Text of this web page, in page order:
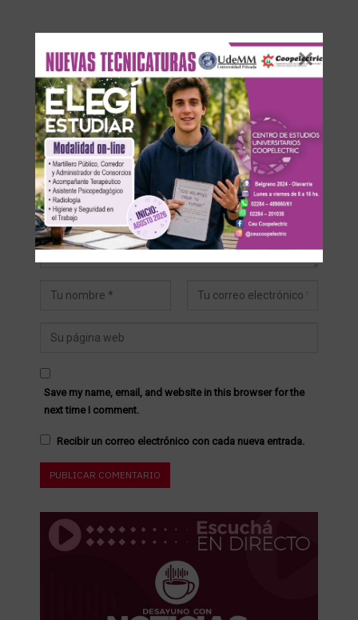
DEJA UNA RESPUESTA
Su dirección de correo electrónico no será publicada.
Save my name, email, and website in this browser for the
next time I comment.
Recibir un correo electrónico con cada nueva entrada.